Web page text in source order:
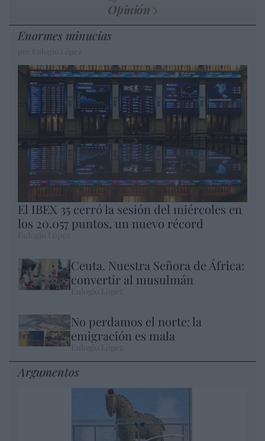
Opinión
Enormes minucias
El IBEX 35 cerró la sesión del miércoles en
los 20.057 puntos, un nuevo récord
Ceuta. Nuestra Señora de África:
convertir al musulmán
No perdamos el norte: la
emigración es mala
Argumentos